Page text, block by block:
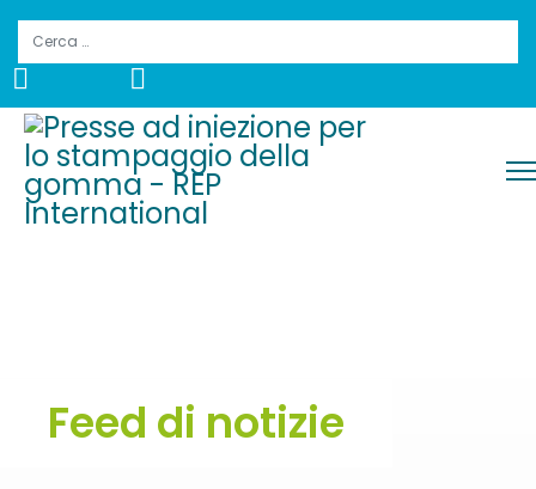
Cerca
Feed di notizie